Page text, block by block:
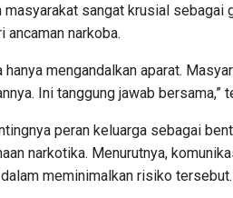
masyarakat sangat krusial sebagai
ancaman narkoba.
mengandalkan aparat.
Ini tanggung jawab bersama,”
peran keluarga sebagai
narkotika. Menurutnya,
meminimalkan risiko tersebut.